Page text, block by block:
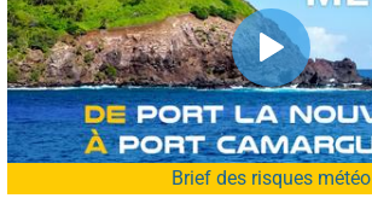
Brief des risques météo